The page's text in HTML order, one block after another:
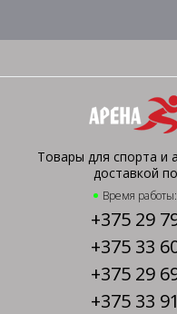
Товары для спорта и
доставкой
Время
+375 29
+375 33
+375 29
+375 33